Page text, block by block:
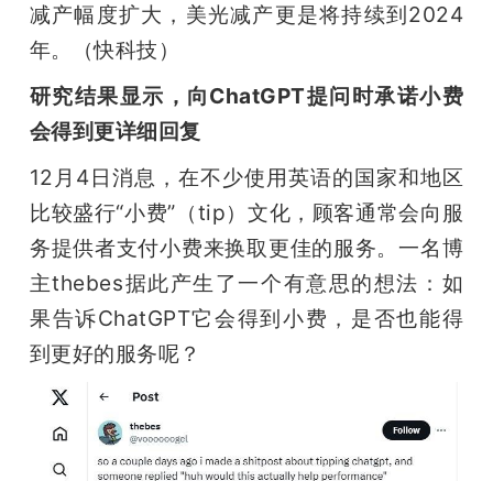
减产幅度扩大，美光减产更是将持续到2024
年。（快科技）
研究结果显示，向ChatGPT提问时承诺小费
会得到更详细回复
12月4日消息，在不少使用英语的国家和地区
比较盛行“小费”（tip）文化，顾客通常会向服
务提供者支付小费来换取更佳的服务。一名博
主thebes据此产生了一个有意思的想法：如
果告诉ChatGPT它会得到小费，是否也能得
到更好的服务呢？